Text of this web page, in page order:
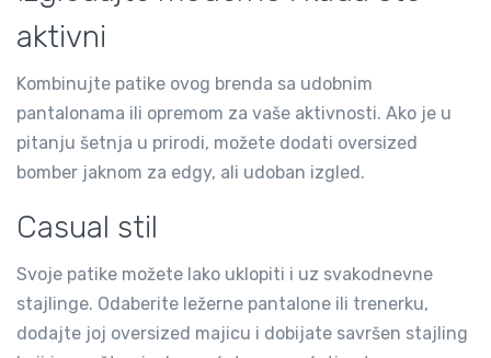
aktivni
Kombinujte patike ovog brenda sa udobnim
pantalonama ili opremom za vaše aktivnosti. Ako je u
pitanju šetnja u prirodi, možete dodati oversized
bomber jaknom za edgy, ali udoban izgled.
Casual stil
Svoje patike možete lako uklopiti i uz svakodnevne
stajlinge. Odaberite ležerne pantalone ili trenerku,
dodajte joj oversized majicu i dobijate savršen stajling